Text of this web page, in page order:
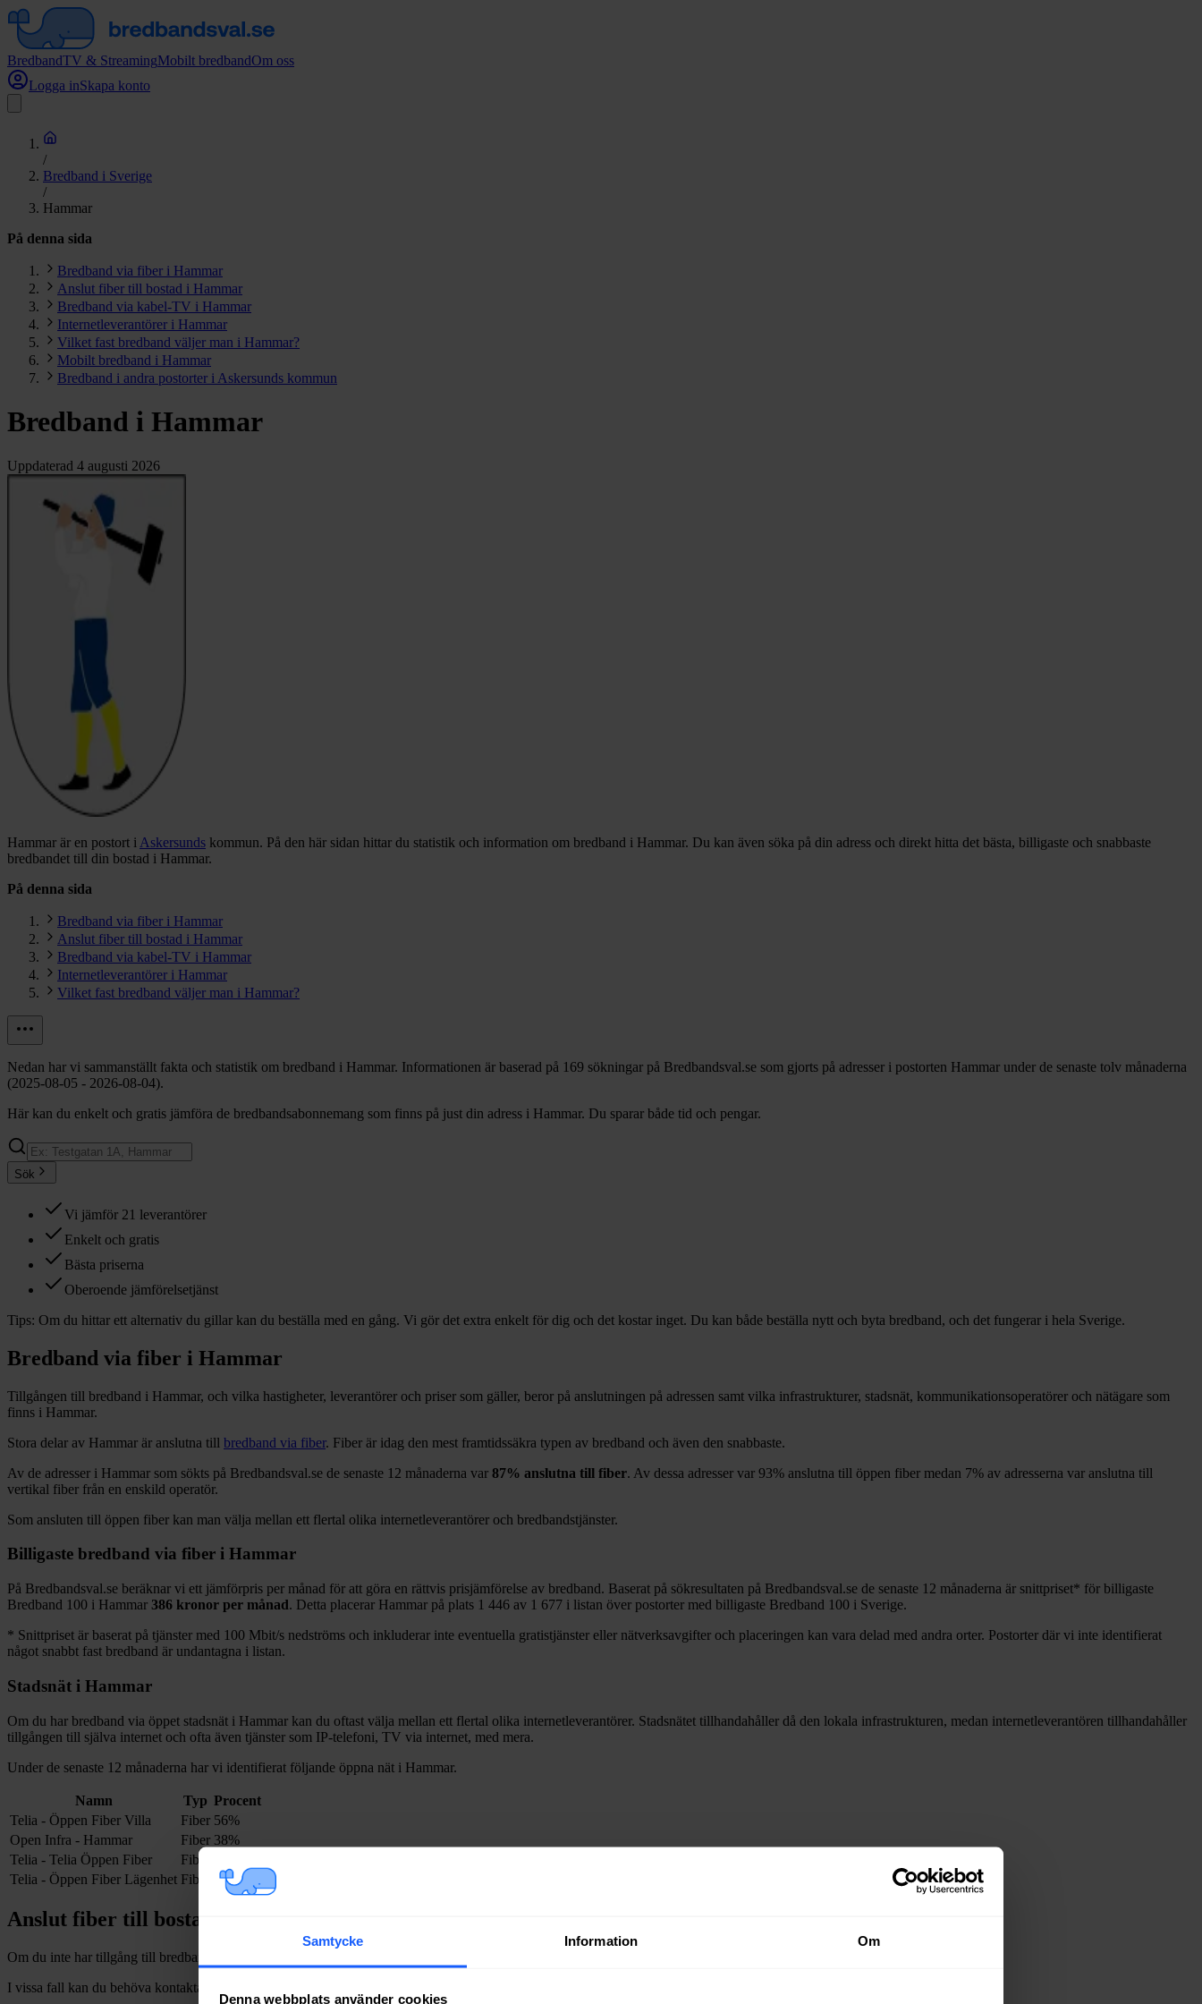
Samtycke Information Om
Denna webbplats använder cookies
BredbandTV & StreamingMobilt bredbandOm oss
Logga inSkapa konto
/
Bredband i Sverige
/
Hammar
På denna sida
Bredband via fiber i Hammar
Anslut fiber till bostad i Hammar
Bredband via kabel-TV i Hammar
Internetleverantörer i Hammar
Vilket fast bredband väljer man i Hammar?
Mobilt bredband i Hammar
Bredband i andra postorter i Askersunds kommun
Bredband i Hammar
Uppdaterad 4 augusti 2026
Hammar är en postort i Askersunds kommun. På den här sidan hittar du statistik och information om bredband i Hammar. Du kan även söka på din adress och direkt hitta det bästa, billigaste och snabbaste
bredbandet till din bostad i Hammar.
På denna sida
Bredband via fiber i Hammar
Anslut fiber till bostad i Hammar
Bredband via kabel-TV i Hammar
Internetleverantörer i Hammar
Vilket fast bredband väljer man i Hammar?
Nedan har vi sammanställt fakta och statistik om bredband i Hammar. Informationen är baserad på 169 sökningar på Bredbandsval.se som gjorts på adresser i postorten Hammar under de senaste tolv månaderna
(2025-08-05 - 2026-08-04).
Här kan du enkelt och gratis jämföra de bredbandsabonnemang som finns på just din adress i Hammar. Du sparar både tid och pengar.
Sök
Vi jämför 21 leverantörer
Enkelt och gratis
Bästa priserna
Oberoende jämförelsetjänst
Tips: Om du hittar ett alternativ du gillar kan du beställa med en gång. Vi gör det extra enkelt för dig och det kostar inget. Du kan både beställa nytt och byta bredband, och det fungerar i hela Sverige.
Bredband via fiber i Hammar
Tillgången till bredband i Hammar, och vilka hastigheter, leverantörer och priser som gäller, beror på anslutningen på adressen samt vilka infrastrukturer, stadsnät, kommunikationsoperatörer och nätägare som
finns i Hammar.
Stora delar av Hammar är anslutna till bredband via fiber. Fiber är idag den mest framtidssäkra typen av bredband och även den snabbaste.
Av de adresser i Hammar som sökts på Bredbandsval.se de senaste 12 månaderna var 87% anslutna till fiber. Av dessa adresser var 93% anslutna till öppen fiber medan 7% av adresserna var anslutna till
vertikal fiber från en enskild operatör.
Som ansluten till öppen fiber kan man välja mellan ett flertal olika internetleverantörer och bredbandstjänster.
Billigaste bredband via fiber i Hammar
På Bredbandsval.se beräknar vi ett jämförpris per månad för att göra en rättvis prisjämförelse av bredband. Baserat på sökresultaten på Bredbandsval.se de senaste 12 månaderna är snittpriset* för billigaste
Bredband 100 i Hammar 386 kronor per månad. Detta placerar Hammar på plats 1 446 av 1 677 i listan över postorter med billigaste Bredband 100 i Sverige.
* Snittpriset är baserat på tjänster med 100 Mbit/s nedströms och inkluderar inte eventuella gratistjänster eller nätverksavgifter och placeringen kan vara delad med andra orter. Postorter där vi inte identifierat
något snabbt fast bredband är undantagna i listan.
Stadsnät i Hammar
Om du har bredband via öppet stadsnät i Hammar kan du oftast välja mellan ett flertal olika internetleverantörer. Stadsnätet tillhandahåller då den lokala infrastrukturen, medan internetleverantören tillhandahåller
tillgången till själva internet och ofta även tjänster som IP-telefoni, TV via internet, med mera.
Under de senaste 12 månaderna har vi identifierat följande öppna nät i Hammar.
Namn Typ Procent
Telia - Öppen Fiber Villa
Fiber 56%
Open Infra - Hammar
Fiber 38%
Telia - Telia Öppen Fiber
Fiber
Telia - Öppen Fiber Lägenhet Fiber 3%
Anslut fiber till bostad i
Om du inte har tillgång till bredband via fiber och vill dra in och installera fiber till en bostad eller lokal i
I vissa fall kan du behöva kontakta en nätägare direkt. Se listan över